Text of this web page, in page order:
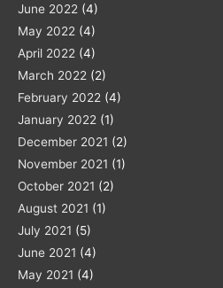
June 2022 (4)
May 2022 (4)
April 2022 (4)
March 2022 (2)
February 2022 (4)
January 2022 (1)
December 2021 (2)
November 2021 (1)
October 2021 (2)
August 2021 (1)
July 2021 (5)
June 2021 (4)
May 2021 (4)